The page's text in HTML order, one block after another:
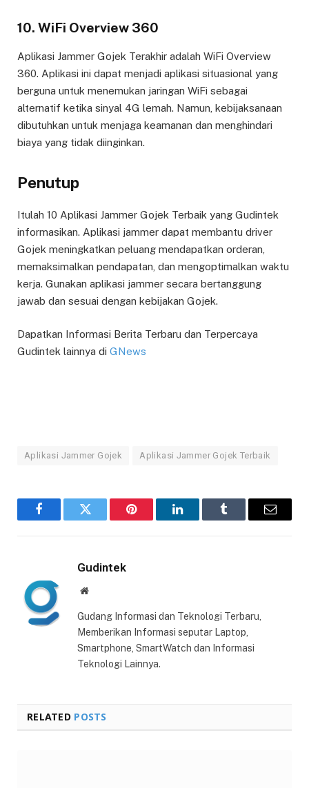
10. WiFi Overview 360
Aplikasi Jammer Gojek Terakhir adalah WiFi Overview
360. Aplikasi ini dapat menjadi aplikasi situasional yang
berguna untuk menemukan jaringan WiFi sebagai
alternatif ketika sinyal 4G lemah. Namun, kebijaksanaan
dibutuhkan untuk menjaga keamanan dan menghindari
biaya yang tidak diinginkan.
Penutup
Itulah 10 Aplikasi Jammer Gojek Terbaik yang Gudintek
informasikan. Aplikasi jammer dapat membantu driver
Gojek meningkatkan peluang mendapatkan orderan,
memaksimalkan pendapatan, dan mengoptimalkan waktu
kerja. Gunakan aplikasi jammer secara bertanggung
jawab dan sesuai dengan kebijakan Gojek.
Dapatkan Informasi Berita Terbaru dan Terpercaya
Gudintek lainnya di GNews
Aplikasi Jammer Gojek Aplikasi Jammer Gojek Terbaik
FacebookTwitter Pinterest LinkedInTumblr Email
Gudintek
Website
Gudang Informasi dan Teknologi Terbaru,
Memberikan Informasi seputar Laptop,
Smartphone, SmartWatch dan Informasi
Teknologi Lainnya.
RELATED POSTS